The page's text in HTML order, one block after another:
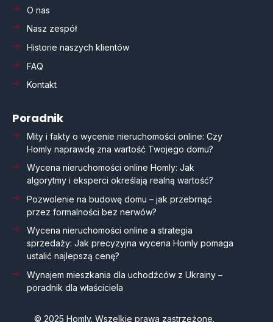
O nas
Nasz zespół
Historie naszych klientów
FAQ
Kontakt
Poradnik
Mity i fakty o wycenie nieruchomości online: Czy
Homly naprawdę zna wartość Twojego domu?
Wycena nieruchomości online Homly: Jak
algorytmy i eksperci określają realną wartość?
Pozwolenie na budowę domu – jak przebrnąć
przez formalności bez nerwów?
Wycena nieruchomości online a strategia
sprzedaży: Jak precyzyjna wycena Homly pomaga
ustalić najlepszą cenę?
Wynajem mieszkania dla uchodźców z Ukrainy –
poradnik dla właściciela
© 2025 Homly. Wszelkie prawa zastrzeżone.